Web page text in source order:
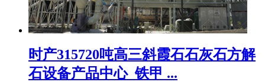
时产315720吨高三斜霞石石灰石方解
石设备产品中心_铁甲 ...